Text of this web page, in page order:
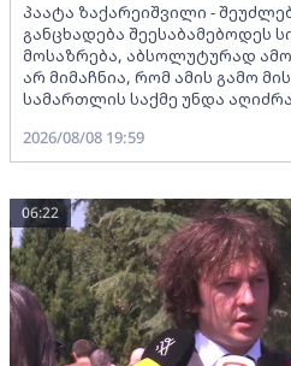
პაატა ზაქარეიშვილი -
განცხადება შეესაბამებოდეს
მოსაზრება, აბსოლუტურად
არ მიმაჩნია, რომ ამის გამო
სამართლის საქმე უნდა
2026/08/08 19:59
06:22